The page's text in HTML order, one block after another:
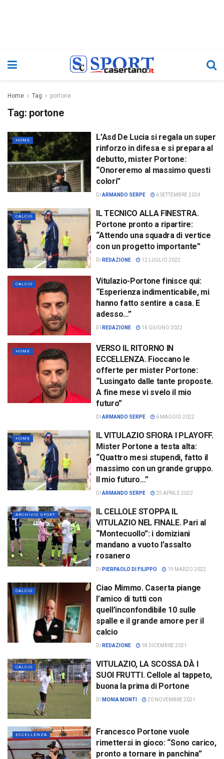
Home Tag portone
Tag: portone
HOME
L’Asd De Lucia si regala un super
rinforzo in difesa e si prepara al
debutto, mister Portone:
“Onoreremo al massimo questi
colori”
DI ARMANDO SERPE 6 SETTEMBRE 2024
CALCIO
IL TECNICO ALLA FINESTRA.
Portone pronto a ripartire:
“Attendo una squadra di vertice
con un progetto importante”
DI REDAZIONE 12 LUGLIO 2022
CALCIO
Vitulazio-Portone finisce qui:
“Esperienza indimenticabile, mi
hanno fatto sentire a casa. E
adesso…”
DI REDAZIONE 14 GIUGNO 2022
HOME
VERSO IL RITORNO IN
ECCELLENZA. Fioccano le
offerte per mister Portone:
“Lusingato dalle tante proposte.
A fine mese vi svelo il mio
futuro”
DI ARMANDO SERPE 6 MAGGIO 2022
HOME
IL VITULAZIO SFIORA I PLAYOFF.
Mister Portone a testa alta:
“Quattro mesi stupendi, fatto il
massimo con un grande gruppo.
Il mio futuro…”
DI ARMANDO SERPE 25 APRILE 2022
ARCHIVIO SPORT
IL CELLOLE STOPPA IL
VITULAZIO NEL FINALE. Pari al
“Montecuollo”: i domiziani
mandano a vuoto l’assalto
rosanero
DI PIERPAOLO DI FILIPPO 19 MARZO 2022
CALCIO
Ciao Mimmo. Caserta piange
l’amico di tutti con
quell’inconfondibile 10 sulle
spalle e il grande amore per il
calcio
DI REDAZIONE 18 DICEMBRE 2021
CALCIO
VITULAZIO, LA SCOSSA DÀ I
SUOI FRUTTI. Cellole al tappeto,
buona la prima di Portone
DI MONIA MONTI 20 NOVEMBRE 2021
ECCELLENZA
Francesco Portone vuole
rimettersi in gioco: “Sono carico,
pronto a tornare in panchina”